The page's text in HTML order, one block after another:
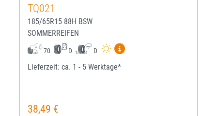
TQ021
185/65R15 88H BSW
SOMMERREIFEN
70 D D
Mehr Informationen zum
Lieferzeit: ca. 1 - 5 Werktage*
Regulärer Preis:
38,49 €